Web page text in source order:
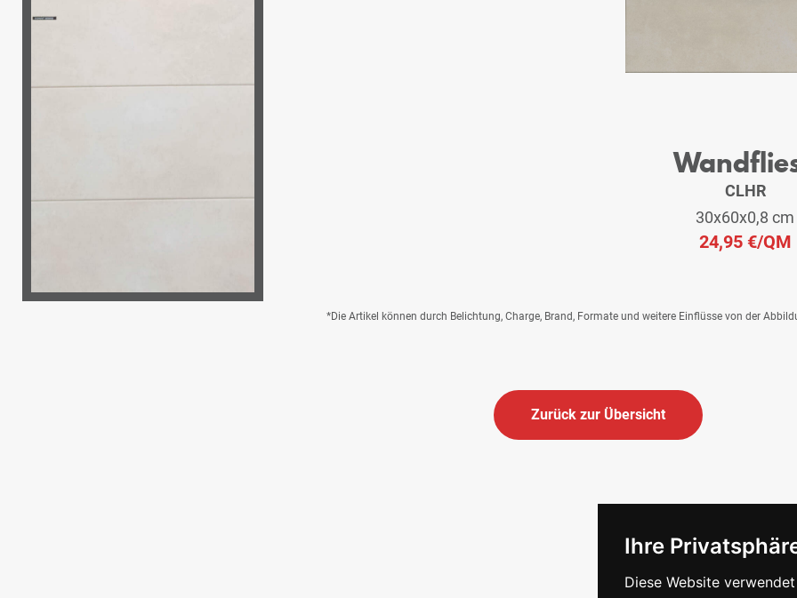
Ihre
Diese Website
CLHR
30x60x0,8 cm
24,95 €/QM
*Die Artikel können durch Belichtung, Charge, Brand, Formate und weitere Einflüsse von der
Zurück zur Übersicht